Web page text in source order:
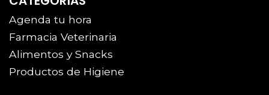
Agenda tu hora
Farmacia Veterinaria
Alimentos y Snacks
Productos de Higiene